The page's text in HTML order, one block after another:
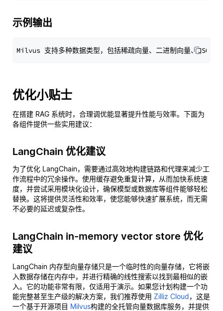
示例输出
优化小贴士
在搭建 RAG 系统时，合理调优能显著提升性能与效率。下面为
各组件提供一些实用建议：
LangChain 优化建议
为了优化 LangChain，需要通过高效地构建链路和代理来减少工
作流程中的冗余操作。使用缓存避免重复计算，从而加快系统速
度，并尝试采用模块化设计，确保模型或数据库等组件能够轻松
替换。这将提供灵活性和效率，使您能够快速扩展系统，而无需
不必要的延迟或复杂性。
LangChain in-memory vector store 优化
建议
LangChain 内存型向量存储只是一个临时性的向量存储，它将嵌
入数据存储在内存中，并进行精确的线性搜索以找到最相似的嵌
入。它的功能非常有限，仅适用于演示。如果您计划构建一个功
能完整甚至生产级的解决方案，我们推荐使用 Zilliz Cloud，这是
一个基于开源项目 Milvus构建的全托管向量数据库服务，并提供